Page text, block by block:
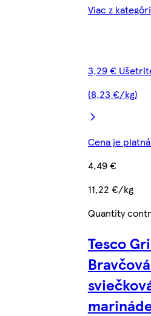
Viac z
3,29 €
(8,23 €/kg)
Cena je
4,49 €
11,22 €/kg
Quantity
Tesco